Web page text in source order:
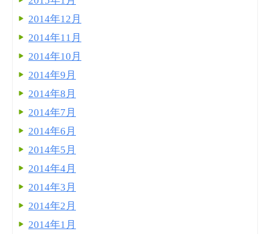
2014年12月
2014年11月
2014年10月
2014年9月
2014年8月
2014年7月
2014年6月
2014年5月
2014年4月
2014年3月
2014年2月
2014年1月